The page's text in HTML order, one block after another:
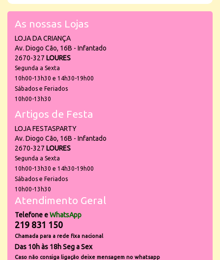
As nossas Lojas
LOJA DA CRIANÇA
Av. Diogo Cão, 16B - Infantado
2670-327 LOURES
Segunda a Sexta
10h00-13h30 e 14h30-19h00
Sábados e Feriados
10h00-13h30
Artigos de Festa
LOJA FESTASPARTY
Av. Diogo Cão, 16B - Infantado
2670-327 LOURES
Segunda a Sexta
10h00-13h30 e 14h30-19h00
Sábados e Feriados
10h00-13h30
Atendimento Geral
Telefone eWhatsApp
219 831 150
Chamada para a rede fixa nacional
Das 10h às 18h Seg a Sex
Caso não consiga ligação deixe mensagem no whatsapp